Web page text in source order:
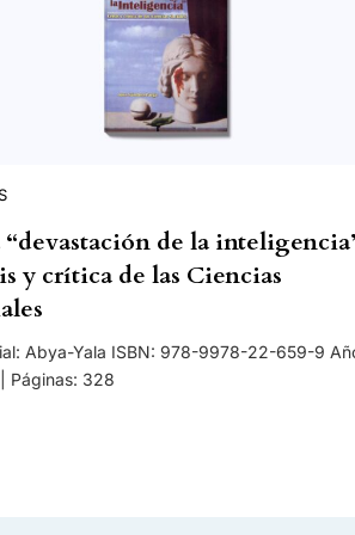
de la
y crítica de las Ciencias
Abya-Yala ISBN: 978-9978-22-659-9
Páginas: 328